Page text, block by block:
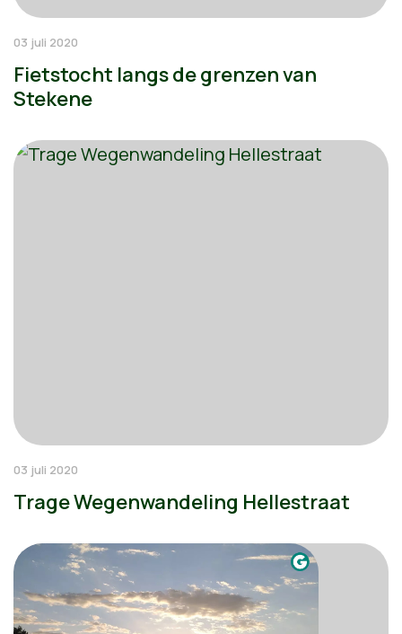
03 juli 2020
Fietstocht langs de grenzen van
Stekene
03 juli 2020
Trage Wegenwandeling Hellestraat